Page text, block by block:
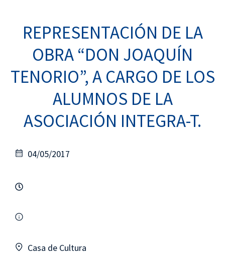
REPRESENTACIÓN DE LA
OBRA “DON JOAQUÍN
TENORIO”, A CARGO DE LOS
ALUMNOS DE LA
ASOCIACIÓN INTEGRA-T.
04/05/2017
Casa de Cultura